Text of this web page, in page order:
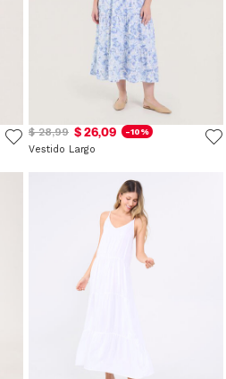
$ 28,99 $ 26,09 -10%
Vestido Largo